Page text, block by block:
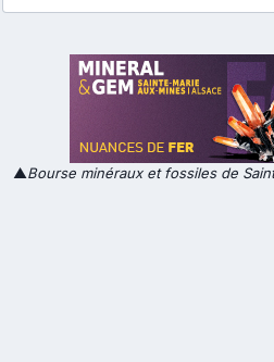
▲Bourse minéraux et fossiles de